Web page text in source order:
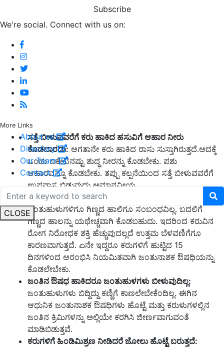
Subscribe
We're social. Connect with us on:
More Links
About us
Directory
Our Team
Contact
CLOSE
ಸತ್ತೆ ಬೀಳುವವರೆಗೆ ಕರು ಹಾಕಿದ ಹಸುವಿಗೆ ಆಹಾರ ನೀರು
ಕೊಡಬಾರದು: ಆಗತಾನೇ ಕರು ಹಾಕಿದ ರಾಸು ಸುಸ್ತಾಗಿರುತ್ತದೆ.ಅದಕ್ಕೆ
ಒಂದು ಬಕೇಟಿನಷ್ಟು ಶುದ್ಧ ನೀರನ್ನು ಕೊಡಬೇಕು. ಪಶು
ಆಹಾರವನ್ನೂ ಕೊಡಬೇಕು. ತಪ್ಪು ಕಲ್ಪನೆಯಿಂದ ಸತ್ತೆ ಬೀಳುವವರೆಗೆ
ಉಪವಾಸ ಬಿಡುವುದು ಅಮಾನವೀಯ.
ಕರುವಿಗೆ ಗಿಣ್ಣದ ಹಾಲನ್ನು ನೀಡಿದರೆ ಜಂತುಹುಳುಗಳಾಗುತ್ತವೆ:
ಜಂತುಹುಳುಗಳಿಗೂ ಗಿಣ್ಣದ ಹಾಲಿಗೂ ಸಂಬಂಧವಿಲ್ಲ. ಬದಲಿಗೆ
ಗಿಣ್ಣದ ಹಾಲನ್ನು ಯಥೇಚ್ಚವಾಗಿ ಕೊಡಬಹುದು. ಇದರಿಂದ ಕರುವಿನ
ರೋಗ ನಿರೋಧಕ ಶಕ್ತಿ ಹೆಚ್ಚುವುದಲ್ಲದೆ ಉತ್ತಮ ಬೆಳವಣಿಗೆಗೂ
ಕಾರಣವಾಗುತ್ತದೆ. ಏನೇ ಇದ್ದರೂ ಕರುಗಳಿಗೆ ಹುಟ್ಟಿದ 15
ದಿನಗಳಿಂದ ಆರಂಭಿಸಿ ನಿಯಮಿತವಾಗಿ ಜಂತುನಾಶಕ ಔಷಧಿಯನ್ನು
ಕೊಡಲೇಬೇಕು.
ಜಂತಿನ ಔಷಧ ಹಾಕಿದರೂ ಜಂತುಹುಳಗಳು ಬೀಳುವುದಿಲ್ಲ:
ಜಂತುಹುಳುಗಳು ಬಿದ್ದಿದ್ದು ಕಣ್ಣಿಗೆ ಕಾಣಲೇಬೇಕೆಂದಿಲ್ಲ. ಈಗಿನ
ಆಧುನಿಕ ಜಂತುನಾಶಕ ಔಷಧಿಗಳು ಹೊಟ್ಟೆ ಮತ್ತು ಕರುಳುಗಳಲ್ಲಿನ
ಜಂತಿನ ಕ್ರಿಮಿಗಳನ್ನು ಅಲ್ಲಿಯೇ ಕರಗಿಸಿ ಜೀರ್ಣವಾಗುವಂತೆ
ಮಾಡಿಬಿಡುತ್ತವೆ.
ಕರುಗಳಿಗೆ ಹಿಂಡಿಮಿಶ್ರಣ ನೀಡಿದರೆ ಜೋಲು ಹೊಟ್ಟೆ ಬರುತ್ತದೆ: